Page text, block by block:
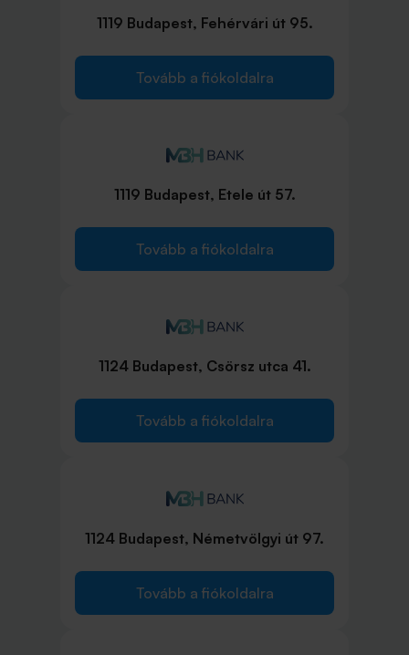
1119 Budapest, Fehérvári út 95.
Tovább a fiókoldalra
1119 Budapest, Etele út 57.
Tovább a fiókoldalra
1124 Budapest, Csörsz utca 41.
Tovább a fiókoldalra
1124 Budapest, Németvölgyi út 97.
Tovább a fiókoldalra